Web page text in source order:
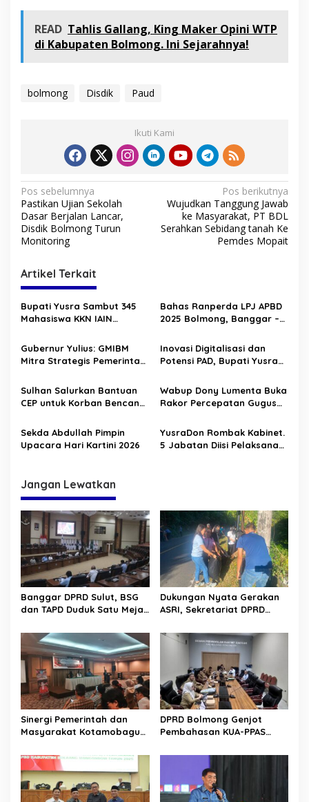
READ Tahlis Gallang, King Maker Opini WTP
di Kabupaten Bolmong. Ini Sejarahnya!
bolmong Disdik Paud
Ikuti Kami
N
a
v
g
a
s
p
o
s
Pos sebelumnya
Pastikan Ujian Sekolah
Dasar Berjalan Lancar,
Disdik Bolmong Turun
Monitoring
Pos berikutnya
Wujudkan Tanggung Jawab
ke Masyarakat, PT BDL
Serahkan Sebidang tanah Ke
Pemdes Mopait
Artikel Terkait
Bupati Yusra Sambut 345
Mahasiswa KKN IAIN
Bahas Ranperda LPJ APBD
2025 Bolmong, Banggar –
Gubernur Yulius: GMIBM
Mitra Strategis Pemerintah,
Sinergi Membangun
Sulawesi Utara
Inovasi Digitalisasi dan
Potensi PAD, Bupati Yusra
Sulhan Salurkan Bantuan
CEP untuk Korban Bencana
Wabup Dony Lumenta Buka
Rakor Percepatan Gugus
Sekda Abdullah Pimpin
Upacara Hari Kartini 2026
YusraDon Rombak Kabinet.
5 Jabatan Diisi Pelaksana
Jangan Lewatkan
Banggar DPRD Sulut, BSG
dan TAPD Duduk Satu Meja.
Rp30 Milyar ke BSG
Dukungan Nyata Gerakan
ASRI, Sekretariat DPRD
Jalan Manado – Tomohon
Sinergi Pemerintah dan
Masyarakat Kotamobagu
Golda Pinontoan
DPRD Bolmong Genjot
Pembahasan KUA-PPAS